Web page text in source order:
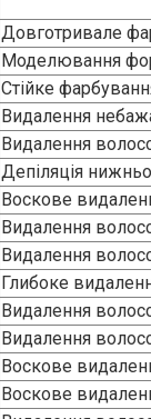
Моделювання
Стійке
Видалення
Видалення
Депіляція
Воскове
Видалення
Видалення
Глибоке
Видалення
Видалення
Воскове
Воскове
Видалення
Видалення